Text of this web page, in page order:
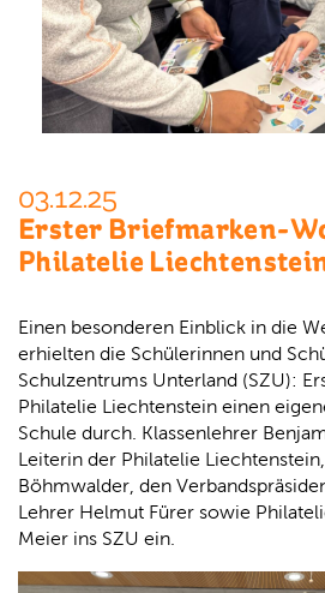
03.12.25
Erster Briefmarken-
Philatelie
Einen besonderen Einblick in die
erhielten die Schülerinnen und
Schulzentrums Unterland (SZU):
Philatelie Liechtenstein einen
Schule durch. Klassenlehrer
Leiterin der Philatelie
Böhmwalder, den
Lehrer Helmut Fürer sowie
Meier ins SZU ein.